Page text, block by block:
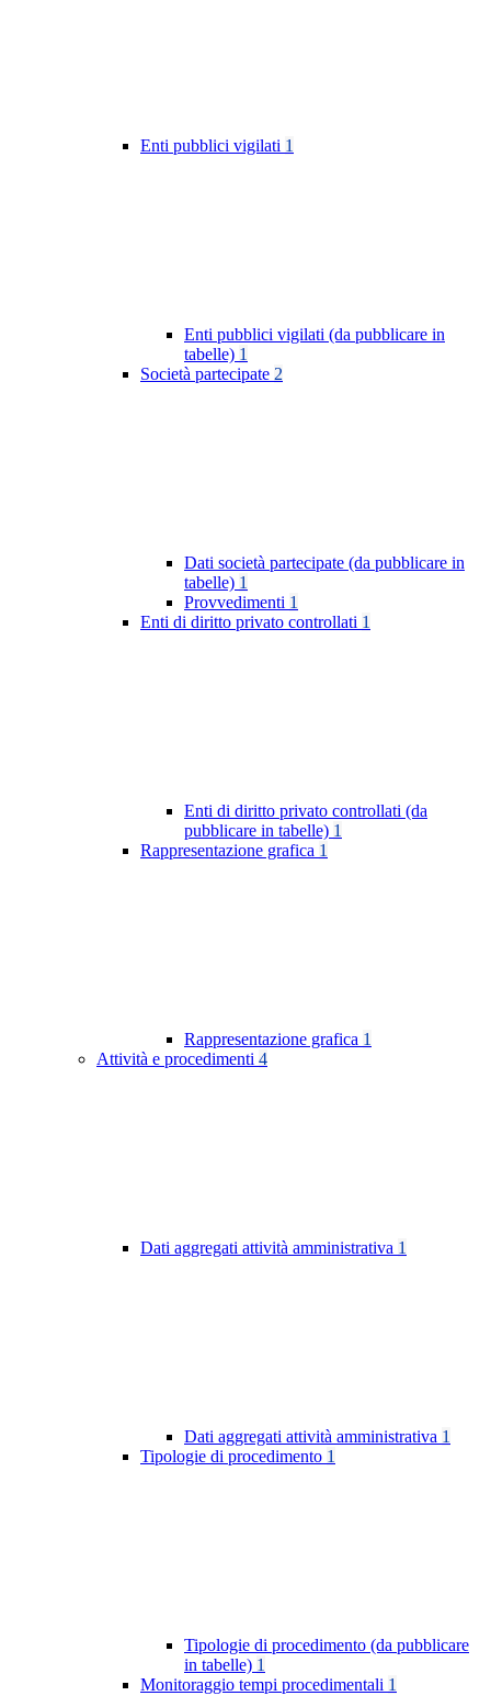
Enti pubblici vigilati 1
Enti pubblici vigilati (da pubblicare in
tabelle) 1
Società partecipate 2
Dati società partecipate (da pubblicare in
tabelle) 1
Provvedimenti 1
Enti di diritto privato controllati 1
Enti di diritto privato controllati (da
pubblicare in tabelle) 1
Rappresentazione grafica 1
Rappresentazione grafica 1
Attività e procedimenti 4
Dati aggregati attività amministrativa 1
Dati aggregati attività amministrativa 1
Tipologie di procedimento 1
Tipologie di procedimento (da pubblicare
in tabelle) 1
Monitoraggio tempi procedimentali 1